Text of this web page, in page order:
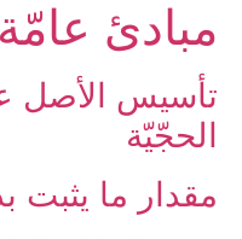
مبادئ عامّة
تأسيس الأصل
الحجّيّة
مقدار ما يثبت